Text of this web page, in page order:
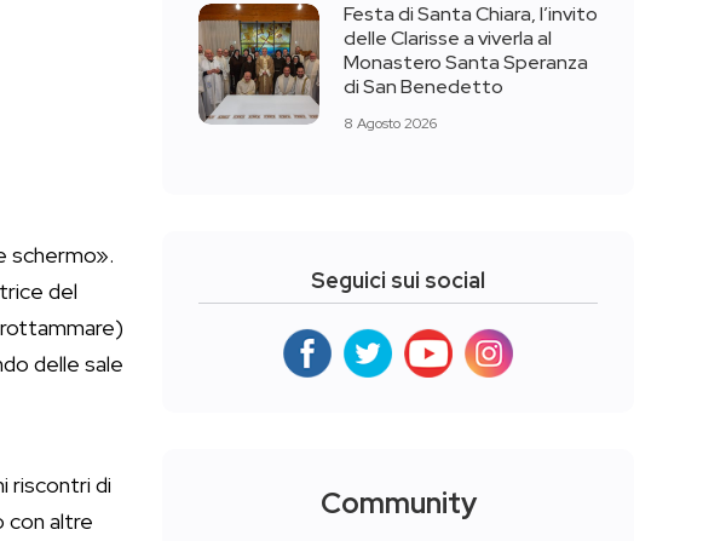
schermo».
del
delle sale
riscontri di
con altre
Festa di Santa Chiara, l’invito
delle Clarisse a viverla al
Monastero Santa Speranza
di San Benedetto
8 Agosto 2026
Seguici sui social
Community